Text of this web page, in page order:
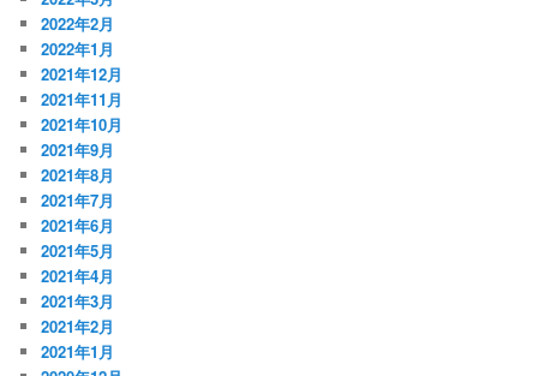
2022年2月
2022年1月
2021年12月
2021年11月
2021年10月
2021年9月
2021年8月
2021年7月
2021年6月
2021年5月
2021年4月
2021年3月
2021年2月
2021年1月